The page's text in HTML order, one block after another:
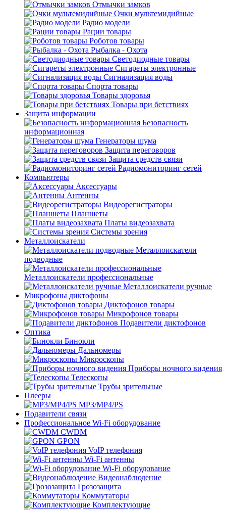
Отмычки замков
Очки мультемидийные
Радио модели
Рации товары
Роботов товары
Рыбалка - Охота
Светодиодные товары
Сигареты электронные
Сигнализация воды
Спорта товары
Товары здоровья
Товары при бетствиях
Защита информации
Безопасность
информационная
Генераторы шума
Защита переговоров
Защита средств связи
Радиомониторинг сетей
Компьютеры
Аксессуары
Антенны
Видеорегистраторы
Планшеты
Платы видеозахвата
Системы зрения
Металлоискатели
Металлоискатели
подводные
Металлоискатели профессиональные
Металлоискатели ручные
Микрофоны диктофоны
Диктофонов товары
Микрофонов товары
Подавители диктофонов
Оптика
Бинокли
Дальномеры
Микроскопы
Приборы ночного видения
Телескопы
Трубы зрительные
Плееры
MP3/MP4/PS
Подавители связи
Профессиональное Wi-Fi оборудование
CWDM
GPON
VoIP телефония
Wi-Fi антенны
Wi-Fi оборудование
Видеонаблюдение
Грозозащита
Коммутаторы
Комплектующие